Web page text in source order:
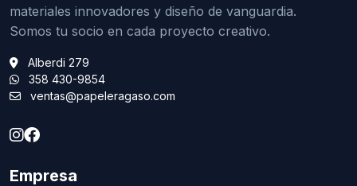
materiales innovadores y diseño de vanguardia.
Somos tu socio en cada proyecto creativo.
Alberdi 279
358 430-9854
ventas@papeleragaso.com
Empresa